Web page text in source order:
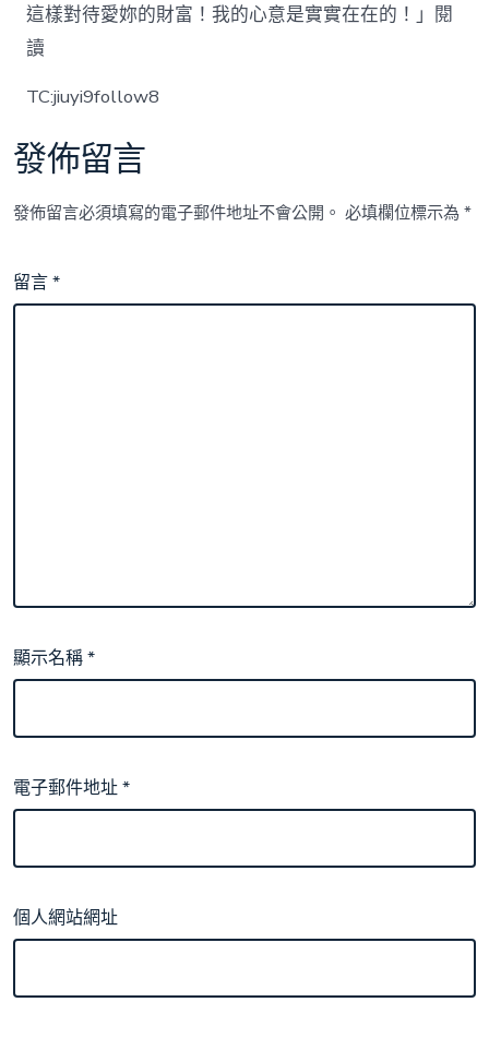
這樣對待愛妳的財富！我的心意是實實在在的！」閱
讀
TC:jiuyi9follow8
發佈留言
發佈留言必須填寫的電子郵件地址不會公開。 必填欄位標示為*
留言*
顯示名稱*
電子郵件地址*
個人網站網址